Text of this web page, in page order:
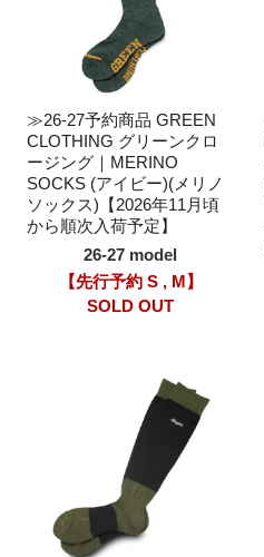
≫26-27予約商品 GREEN
CLOTHING グリーンクロ
ージング｜MERINO
SOCKS (アイビー)(メリノ
ソックス)【2026年11月頃
から順次入荷予定】
26-27 model
【先行予約 S , M】
SOLD OUT